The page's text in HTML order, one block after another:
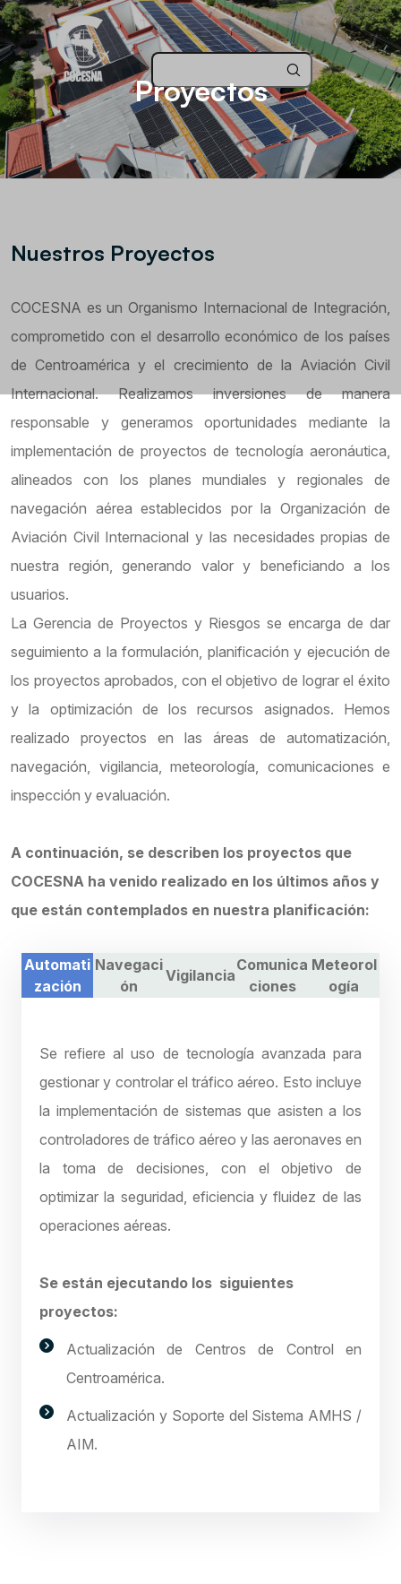
Proyectos
Nuestros Proyectos
COCESNA es un Organismo Internacional de Integración,
comprometido con el desarrollo económico de los países
de Centroamérica y el crecimiento de la Aviación Civil
Internacional. Realizamos inversiones de manera
responsable y generamos oportunidades mediante la
implementación de proyectos de tecnología aeronáutica,
alineados con los planes mundiales y regionales de
navegación aérea establecidos por la Organización de
Aviación Civil Internacional y las necesidades propias de
nuestra región, generando valor y beneficiando a los
usuarios.
La Gerencia de Proyectos y Riesgos se encarga de dar
seguimiento a la formulación, planificación y ejecución de
los proyectos aprobados, con el objetivo de lograr el éxito
y la optimización de los recursos asignados. Hemos
realizado proyectos en las áreas de automatización,
navegación, vigilancia, meteorología, comunicaciones e
inspección y evaluación.
A continuación, se describen los proyectos que
COCESNA ha venido realizado en los últimos años y
que están contemplados en nuestra planificación:
Automati
zación
Navegaci
ón
Vigilancia
Comunica
ciones
Meteorol
ogía
Se refiere al uso de tecnología avanzada para
gestionar y controlar el tráfico aéreo. Esto incluye
la implementación de sistemas que asisten a los
controladores de tráfico aéreo y las aeronaves en
la toma de decisiones, con el objetivo de
optimizar la seguridad, eficiencia y fluidez de las
operaciones aéreas.
Se están ejecutando los siguientes
proyectos:
Actualización de Centros de Control en
Centroamérica.
Actualización y Soporte del Sistema AMHS /
AIM.